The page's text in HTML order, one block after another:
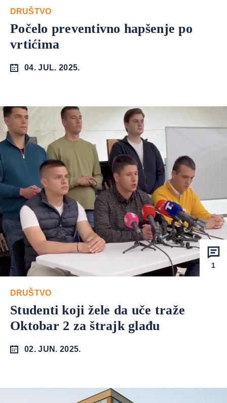
DRUŠTVO
Počelo preventivno hapšenje po
vrtićima
04. JUL. 2025.
1
DRUŠTVO
Studenti koji žele da uče traže
Oktobar 2 za štrajk glađu
02. JUN. 2025.